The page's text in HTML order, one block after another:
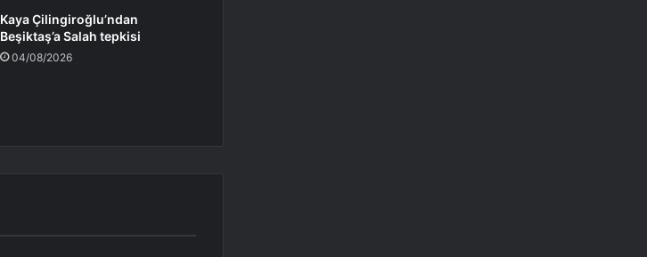
Kaya Çilingiroğlu’ndan
Beşiktaş’a Salah tepkisi
04/08/2026